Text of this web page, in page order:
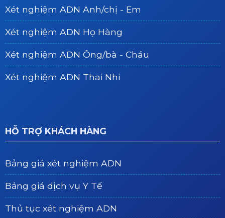
Xét nghiệm ADN Anh/chị - Em
Xét nghiệm ADN Họ Hàng
Xét nghiệm ADN Ông/bà - Cháu
Xét nghiệm ADN Thai Nhi
HỖ TRỢ KHÁCH HÀNG
Bảng giá xét nghiệm ADN
Bảng giá dịch vụ Y Tế
Thủ tục xét nghiệm ADN